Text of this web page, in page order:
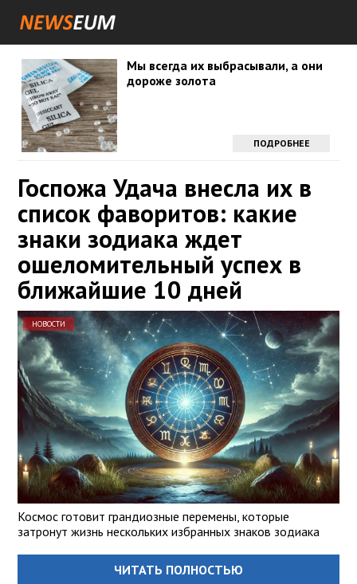
Мы всегда их выбрасывали, а они
дороже золота
ПОДРОБНЕЕ
Госпожа Удача внесла их в
список фаворитов: какие
знаки зодиака ждет
ошеломительный успех в
ближайшие 10 дней
НОВОСТИ
Космос готовит грандиозные перемены, которые
затронут жизнь нескольких избранных знаков зодиака
ЧИТАТЬ ПОЛНОСТЬЮ